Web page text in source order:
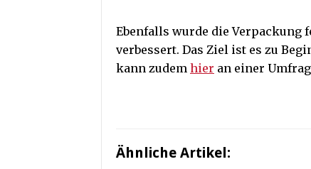
Ebenfalls wurde die
verbessert. Das Ziel ist es zu
kann zudem hier an einer
Ähnliche Artikel: